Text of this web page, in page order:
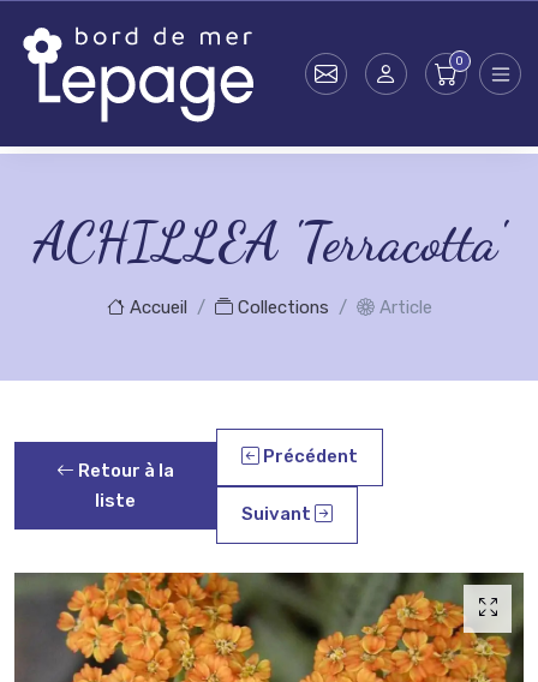
ACHILLEA 'Terracotta'
Accueil Collections Article
Retour à la
liste
Précédent
Suivant